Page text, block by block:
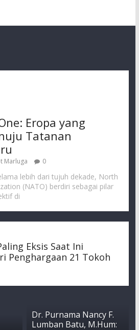
Eropa yang
Tatanan
Marluga 0
lebih dari tujuh dekade, North
(NATO) berdiri sebagai pilar
di
Eksis Saat Ini
Penghargaan 21 Tokoh
Dr. Purnama Nancy F.
Lumban Batu, M.Hum: